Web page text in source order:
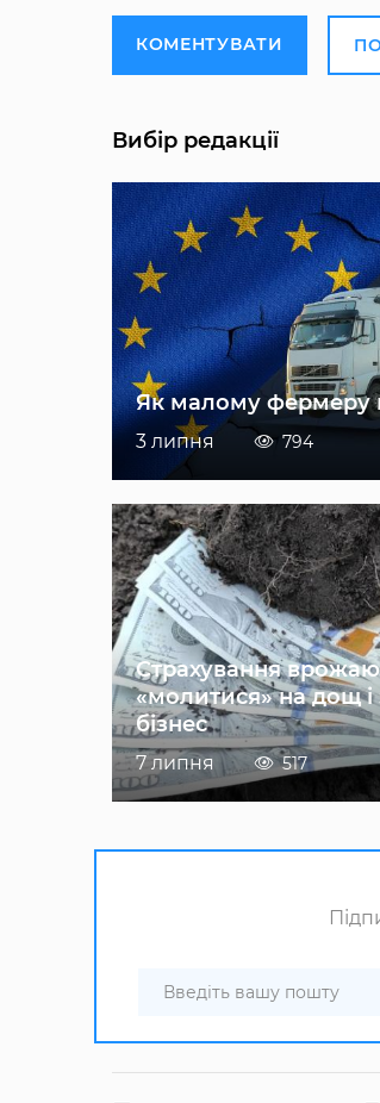
КОМЕНТУВАТИ
Вибір редакції
Як малому фермеру
3 липня 794
Страхування
«молитися» на дощ і
бізнес
7 липня 517